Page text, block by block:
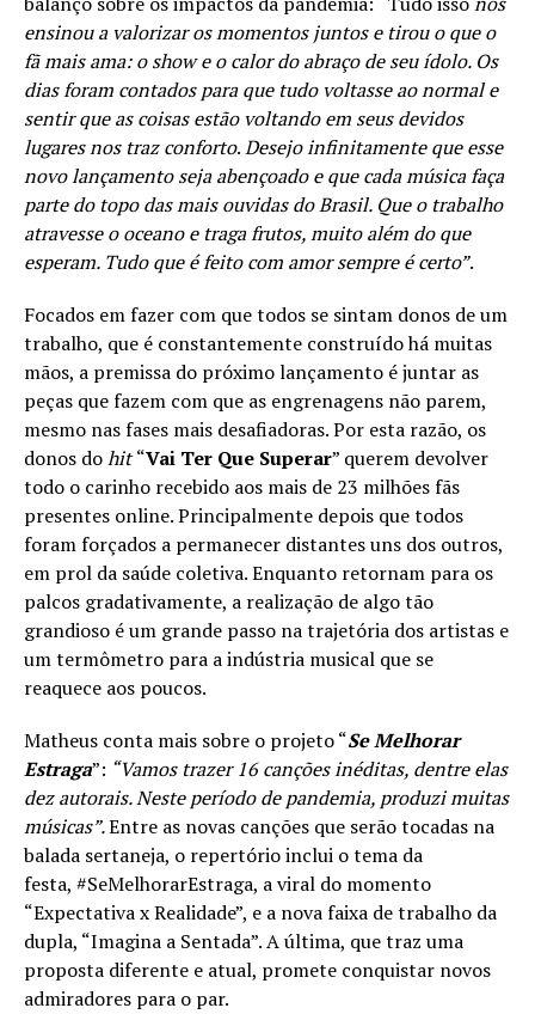
ensinou a valorizar os momentos juntos e tirou o que o
fã mais ama: o show e o calor do abraço de seu ídolo. Os
dias foram contados para que tudo voltasse ao normal e
sentir que as coisas estão voltando em seus devidos
lugares nos traz conforto.Desejo infinitamente que esse
novo lançamento seja abençoado e que cada música faça
parte do topo das mais ouvidas do Brasil. Que o trabalho
atravesse o oceano e traga frutos, muito além do que
esperam. Tudo que é feito com amor sempre é certo”.
Focados em fazer com que todos se sintam donos de um
trabalho, que é constantemente construído há muitas
mãos, a premissa do próximo lançamento é juntar as
peças que fazem com que as engrenagens não parem,
mesmo nas fases mais desafiadoras. Por esta razão, os
donos dohit“Vai Ter Que Superar” querem devolver
todo o carinho recebido aos mais de 23 milhões fãs
presentes online. Principalmente depois que todos
foram forçados a permanecer distantes uns dos outros,
em prol da saúde coletiva. Enquanto retornam para os
palcos gradativamente, a realização de algo tão
grandioso é um grande passo na trajetória dos artistas e
um termômetro para a indústria musical que se
reaquece aos poucos.
Matheus conta mais sobre o projeto “Se Melhorar
Estraga”: “Vamos trazer 16 canções inéditas, dentre elas
dez autorais. Neste período de pandemia, produzi muitas
músicas”.Entre as novas canções que serão tocadas na
balada sertaneja, o repertório inclui o tema da
festa, #SeMelhorarEstraga, a viral do momento
“Expectativa x Realidade”, e a nova faixa de trabalho da
dupla, “Imagina a Sentada”. A última, que traz uma
proposta diferente e atual, promete conquistar novos
admiradores para o par.